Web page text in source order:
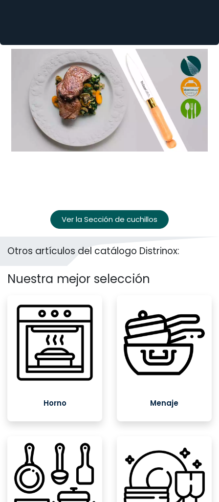
Ver la Sección de cuchillos
Otros artículos del catálogo Distrinox:
Nuestra mejor selección
Horno Menaje